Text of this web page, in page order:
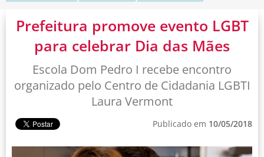
Prefeitura promove evento LGBT
para celebrar Dia das Mães
Escola Dom Pedro I recebe encontro
organizado pelo Centro de Cidadania LGBTI
Laura Vermont
Publicado em 10/05/2018